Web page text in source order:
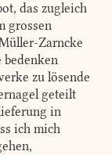
das zugleich
grossen
Zarncke
bedenken
zu lösende
geteilt
in
ich mich